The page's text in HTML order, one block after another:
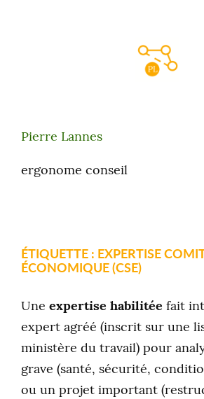
Pierre Lannes
ergonome conseil
ÉTIQUETTE : EXPERTISE
ÉCONOMIQUE (CSE)
Uneexpertise habilitée fait
expert agréé (inscrit sur une
ministère du travail) pour
grave (santé, sécurité,
ou un projet important